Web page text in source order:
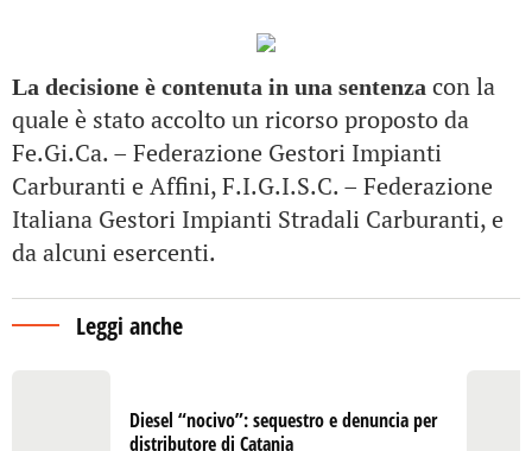
La decisione è contenuta in una sentenza con la
quale è stato accolto un ricorso proposto da
Fe.Gi.Ca. – Federazione Gestori Impianti
Carburanti e Affini, F.I.G.I.S.C. – Federazione
Italiana Gestori Impianti Stradali Carburanti, e
da alcuni esercenti.
Leggi anche
Diesel “nocivo”: sequestro e denuncia per
distributore di Catania